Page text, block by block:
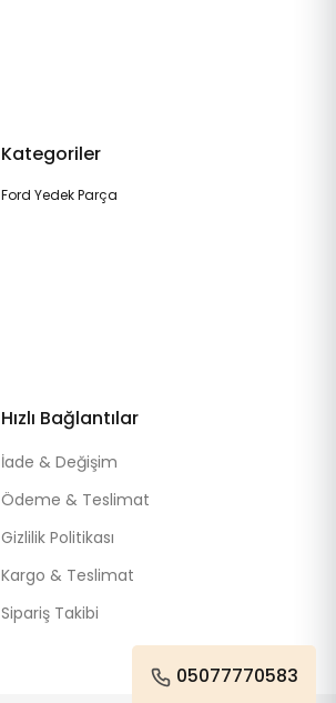
Kategoriler
Ford Yedek Parça
Hızlı Bağlantılar
İade & Değişim
Ödeme & Teslimat
Gizlilik Politikası
Kargo & Teslimat
Sipariş Takibi
05077770583